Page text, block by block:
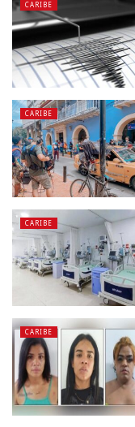
CARIBE
CARIBE
CARIBE
CARIBE